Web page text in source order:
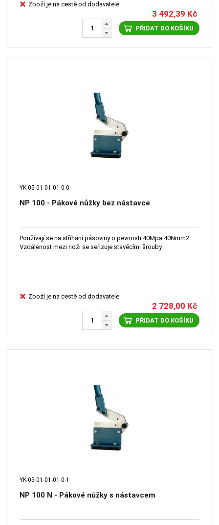
Zboží je na cestě od dodavatele
3 492,39 Kč
PŘIDAT DO KOŠÍKU
YK-05-01-01-01-0-0
NP 100 - Pákové nůžky bez nástavce
Používají se na stříhání pásoviny o pevnosti 40Mpa 40Nmm2.
Vzdálenost mezi noži se seřizuje stavěcími šrouby.
Zboží je na cestě od dodavatele
2 728,00 Kč
PŘIDAT DO KOŠÍKU
YK-05-01-01-01-0-1
NP 100 N - Pákové nůžky s nástavcem